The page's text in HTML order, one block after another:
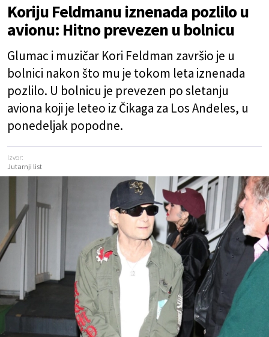
Koriju Feldmanu iznenada pozlilo u
avionu: Hitno prevezen u bolnicu
Glumac i muzičar Kori Feldman završio je u
bolnici nakon što mu je tokom leta iznenada
pozlilo. U bolnicu je prevezen po sletanju
aviona koji je leteo iz Čikaga za Los Anđeles, u
ponedeljak popodne.
Izvor:
Jutarnji list